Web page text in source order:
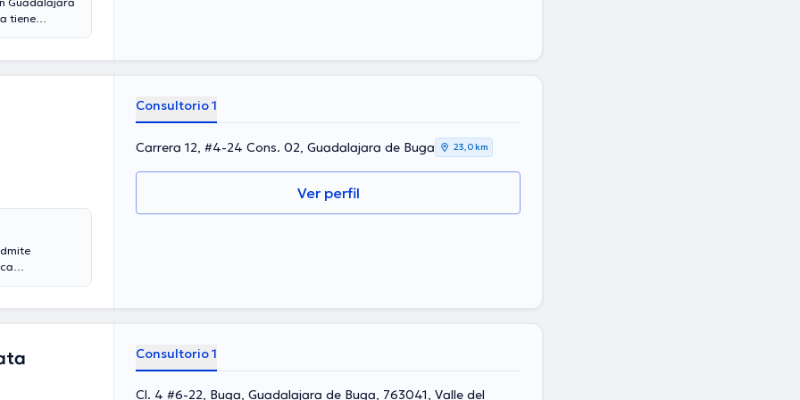
tiene
la salud.
y ha
en
Consultorio 1
Carrera 12, #4-24 Cons. 02, Guadalajara de Buga 23,0 km
Ver perfil
Consultorio 1
Cl. 4 #6-22, Buga, Guadalajara de Buga, 763041, Valle del